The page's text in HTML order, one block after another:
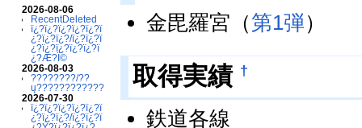
2026-08-06
RecentDeleted
ï¿?ï¿?ï¿?ï¿?ï¿?ï
¿?ï¿?ï¿?/ï¿?ï¿?ï
¿?ï¿?ï¿?ï¿?ï¿?ï
¿?Æ?Ï©
2026-08-03
????????/??
ų????????????
2026-07-30
ï¿?ï¿?ï¿?ï¿?ï¿?ï
¿?ï¿?ï¿?/ï¿?ï¿?ï
金毘羅宮（第1弾）
取得実績 †
鉄道各線